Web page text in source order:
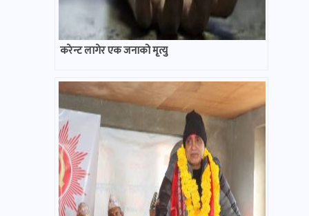
करेन्ट लागेर एक जनाको मृत्यु